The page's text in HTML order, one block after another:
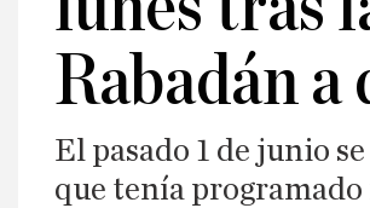
Rabadán
El pasado 1 de junio
que tenía